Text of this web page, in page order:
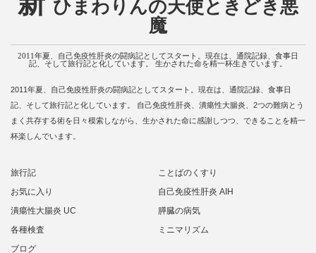
ひまわりんの天使ときどき悪
魔
2011年夏、自己免疫性肝炎の闘病記としてスタート。現在は、通院記録、食事日
記、そして旅行記と化しています。 生かされた命を精一杯生きています。
2011年夏、自己免疫性肝炎の闘病記としてスタート。現在は、通院記録、食事日
記、そして旅行記と化しています。 自己免疫性肝炎、潰瘍性大腸炎、2つの難病とう
まく共存する術を日々模索しながら、生かされた命に感謝しつつ、できることを精一
杯楽しんでいます。
旅行記
ことばのくすり
お気に入り
自己免疫性肝炎 AIH
潰瘍性大腸炎 UC
膵臓の病気
各種検査
ミニマリズム
ブログ